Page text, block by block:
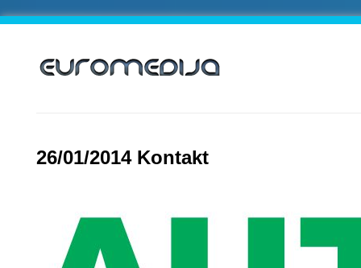
26/01/2014 Kontakt